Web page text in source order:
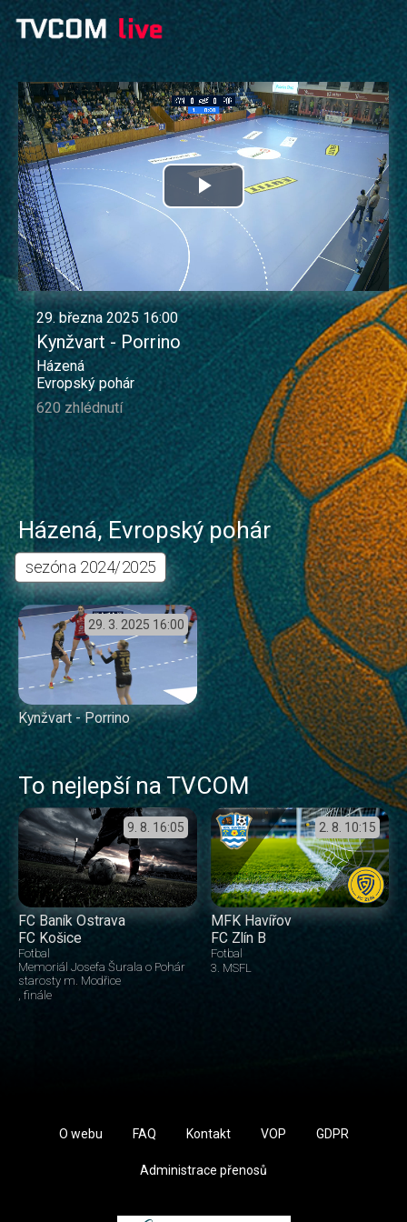
Přehrát
video
29. března 2025 16:00
Kynžvart - Porrino
Házená
Evropský pohár
620 zhlédnutí
Házená,Evropský pohár
sezóna 2024/2025
29. 3. 2025 16:00
Kynžvart - Porrino
To nejlepší na TVCOM
9. 8. 16:05
FC Baník Ostrava
FC Košice
Fotbal
Memoriál Josefa Šurala o Pohár
starosty m. Modřice
finále
2. 8. 10:15
MFK Havířov
FC Zlín B
Fotbal
3. MSFL
O webu FAQ Kontakt VOP GDPR
Administrace přenosů